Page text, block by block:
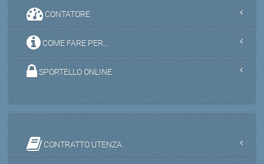
CONTATORE
COME FARE PER...
SPORTELLO ONLINE
CONTRATTO UTENZA